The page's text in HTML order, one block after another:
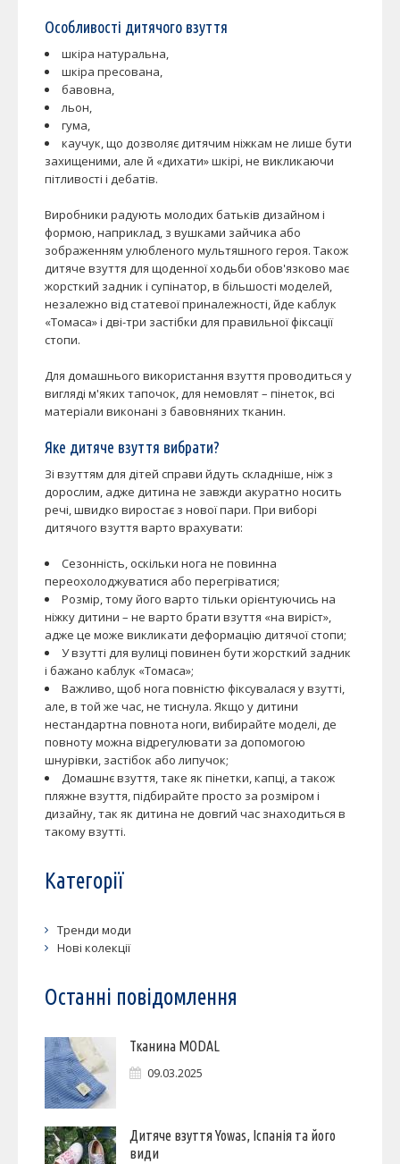
Особливості дитячого взуття
шкіра натуральна,
шкіра пресована,
бавовна,
льон,
гума,
каучук, що дозволяє дитячим ніжкам не лише бути
захищеними, але й «дихати» шкірі, не викликаючи
пітливості і дебатів.
Виробники радують молодих батьків дизайном і
формою, наприклад, з вушками зайчика або
зображенням улюбленого мультяшного героя. Також
дитяче взуття для щоденної ходьби обов'язково має
жорсткий задник і супінатор, в більшості моделей,
незалежно від статевої приналежності, йде каблук
«Томаса» і дві-три застібки для правильної фіксації
стопи.
Для домашнього використання взуття проводиться у
вигляді м'яких тапочок, для немовлят – пінеток, всі
матеріали виконані з бавовняних тканин.
Яке дитяче взуття вибрати?
Зі взуттям для дітей справи йдуть складніше, ніж з
дорослим, адже дитина не завжди акуратно носить
речі, швидко виростає з нової пари. При виборі
дитячого взуття варто врахувати:
Сезонність, оскільки нога не повинна
переохолоджуватися або перегріватися;
Розмір, тому його варто тільки орієнтуючись на
ніжку дитини – не варто брати взуття «на виріст»,
адже це може викликати деформацію дитячої стопи;
У взутті для вулиці повинен бути жорсткий задник
і бажано каблук «Томаса»;
Важливо, щоб нога повністю фіксувалася у взутті,
але, в той же час, не тиснула. Якщо у дитини
нестандартна повнота ноги, вибирайте моделі, де
повноту можна відрегулювати за допомогою
шнурівки, застібок або липучок;
Домашнє взуття, таке як пінетки, капці, а також
пляжне взуття, підбирайте просто за розміром і
дизайну, так як дитина не довгий час знаходиться в
такому взутті.
Категорії
Тренди моди
Нові колекції
Останні повідомлення
Тканина MODAL
09.03.2025
Дитяче взуття Yowas, Іспанія та його
види